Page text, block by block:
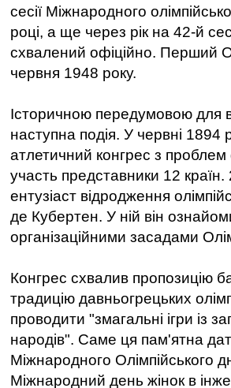
сесії Міжнародного
році, а ще через рік на 42-й
схвалений офіційно. Перший
червня 1948 року.
Історичною передумовою для
наступна подія. У червні
атлетичний конгрес з
участь представники 12
ентузіаст відродження
де Кубертен. У ній він
організаційними засадами
Конгрес схвалив пропозицію
традицію давньогрецьких
проводити "змагальні ігри із
народів". Саме ця пам'ятна
Міжнародного Олімпійського
Міжнародний день жінок в